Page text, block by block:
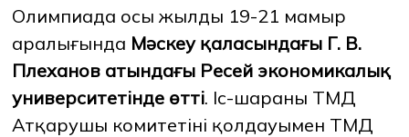
ЖАҢАЛЫҚТАР БАҚ БІЗ ТУРАЛЫ ЖҰМЫС ОРЫНДАРЫҚЫЗМЕТКЕРЛЕР
ТҮЛЕКТЕР ENDOWMENT
ENG
Олимпиада осы жылдың 19-21 мамыр
аралығында Мәскеу қаласындағы Г. В.
Плеханов атындағы Ресей экономикалық
университетінде өтті. Іс-шараны ТМД
Атқарушы комитетінің қолдауымен ТМД